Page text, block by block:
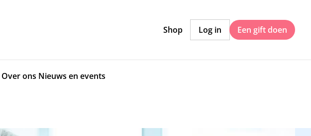
Shop Log in Een gift doen
Over ons Nieuws en events